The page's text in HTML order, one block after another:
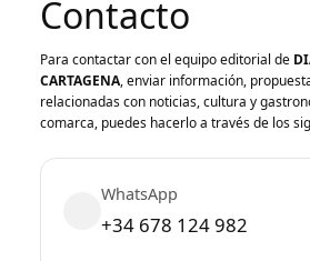
Contacto
Para contactar con el equipo editorial de
CARTAGENA, enviar información,
relacionadas con noticias, cultura y
comarca, puedes hacerlo a través de los
WhatsApp
+34 678 124 982